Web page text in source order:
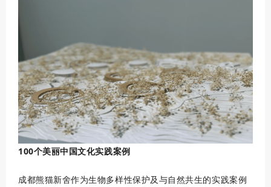
100个美丽中国文化实践案例
成都熊猫新舍作为生物多样性保护及与自然共生的实践案例